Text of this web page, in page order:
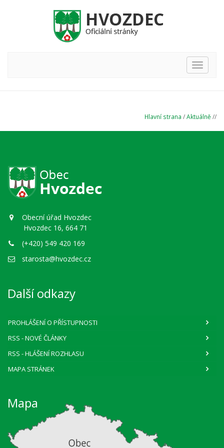
Hlavní
nabídka
Hlavní strana /Aktuálně //
Obecní úřad Hvozdec
Hvozdec 16, 664 71
(+420) 549 420 169
starosta@hvozdec.cz
Další odkazy
PROHLÁŠENÍ O PŘÍSTUPNOSTI
RSS - NOVÉ ČLÁNKY
RSS - HLÁŠENÍ ROZHLASU
MAPA STRÁNEK
Mapa